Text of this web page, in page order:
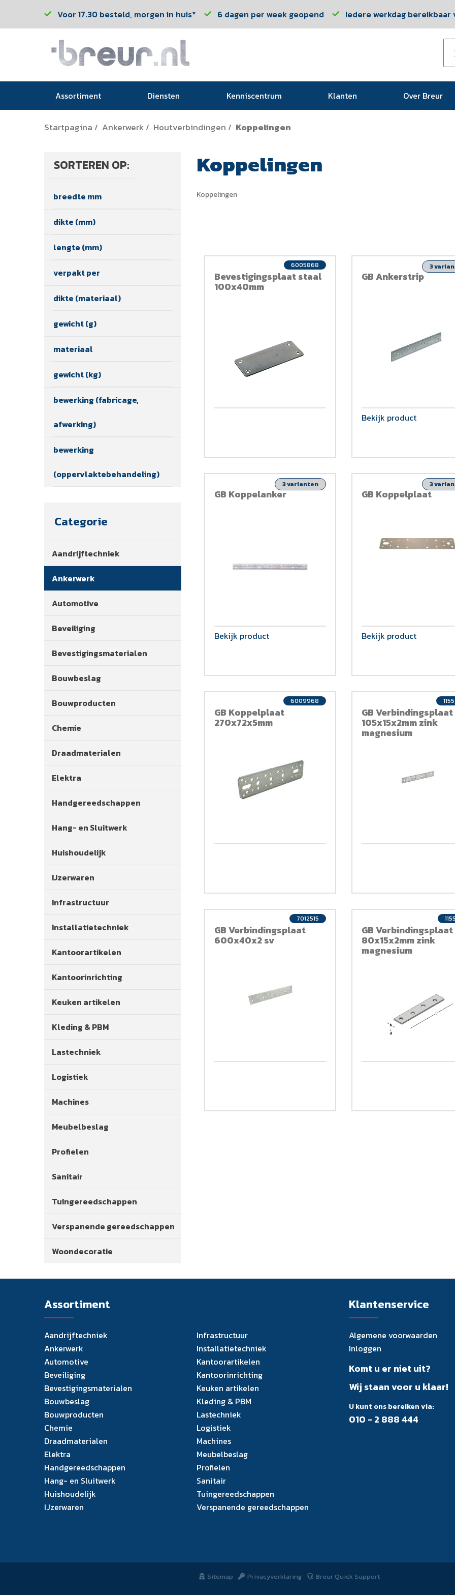
Voor 17.30 besteld, morgen in huis* 6 dagen per week geopend Iedere werkdag bereikbaar
Assortiment Diensten Kenniscentrum Klanten Over Breur
Startpagina / Ankerwerk / Houtverbindingen / Koppelingen
SORTEREN OP:
breedte mm
dikte (mm)
lengte (mm)
verpakt per
dikte (materiaal)
gewicht (g)
materiaal
gewicht (kg)
bewerking (fabricage,
afwerking)
bewerking
(oppervlaktebehandeling)
Categorie
Aandrijftechniek
Ankerwerk
Automotive
Beveiliging
Bevestigingsmaterialen
Bouwbeslag
Bouwproducten
Chemie
Draadmaterialen
Elektra
Handgereedschappen
Hang- en Sluitwerk
Huishoudelijk
IJzerwaren
Infrastructuur
Installatietechniek
Kantoorartikelen
Kantoorinrichting
Keuken artikelen
Kleding & PBM
Lastechniek
Logistiek
Machines
Meubelbeslag
Profielen
Sanitair
Tuingereedschappen
Verspanende gereedschappen
Woondecoratie
Koppelingen
Koppelingen
Bevestigingsplaat staal
100x40mm
6005868
GB Ankerstrip
3
Bekijk product
GB Koppelanker
3 varianten
Bekijk product
GB Koppelplaat
3
Bekijk product
GB Koppelplaat
270x72x5mm
6009968
GB Verbindingsplaat
105x15x2mm zink
magnesium
GB Verbindingsplaat
600x40x2 sv
7012515
GB Verbindingsplaat
80x15x2mm zink
magnesium
Assortiment
Aandrijftechniek
Ankerwerk
Automotive
Beveiliging
Bevestigingsmaterialen
Bouwbeslag
Bouwproducten
Chemie
Draadmaterialen
Elektra
Handgereedschappen
Hang- en Sluitwerk
Huishoudelijk
IJzerwaren
Infrastructuur
Installatietechniek
Kantoorartikelen
Kantoorinrichting
Keuken artikelen
Kleding & PBM
Lastechniek
Logistiek
Machines
Meubelbeslag
Profielen
Sanitair
Tuingereedschappen
Verspanende gereedschappen
Klantenservice
Algemene voorwaarden
Inloggen
Komt u er niet uit?
Wij staan voor u klaar!
U kunt ons bereiken via:
010 - 2 888 444
Sitemap Privacyverklaring Breur Quick Support